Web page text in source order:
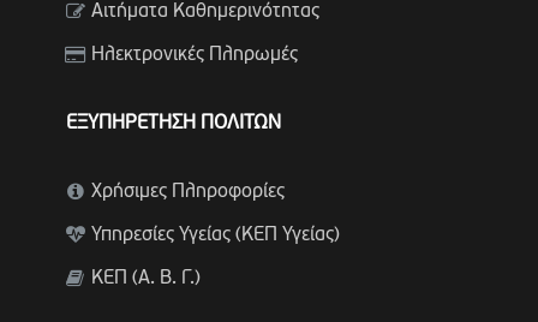
Αιτήματα Καθημερινότητας
Ηλεκτρονικές Πληρωμές
ΕΞΥΠΗΡΕΤΗΣΗ ΠΟΛΙΤΩΝ
Χρήσιμες Πληροφορίες
Υπηρεσίες Υγείας (ΚΕΠ Υγείας)
ΚΕΠ (Α. Β. Γ.)